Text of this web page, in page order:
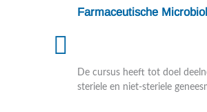
Farmaceutische
De cursus heeft tot doel
steriele en niet-steriele